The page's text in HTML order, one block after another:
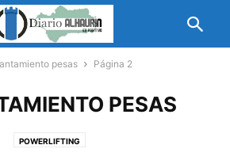
pesas Página 2
PESAS
POWERLIFTING